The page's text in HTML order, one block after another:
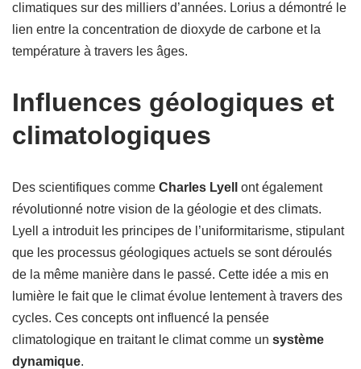
climatiques sur des milliers d’années. Lorius a démontré le
lien entre la concentration de dioxyde de carbone et la
température à travers les âges.
Influences géologiques et
climatologiques
Des scientifiques comme Charles Lyell
ont également
révolutionné notre vision de la géologie et des climats.
Lyell a introduit les principes de l’uniformitarisme, stipulant
que les processus géologiques actuels se sont déroulés
de la même manière dans le passé. Cette idée a mis en
lumière le fait que le climat évolue lentement à travers des
cycles. Ces concepts ont influencé la pensée
climatologique en traitant le climat comme un système
dynamique.